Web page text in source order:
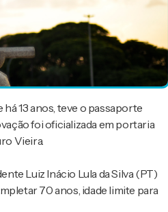
13 anos, teve o passaporte
foi oficializada em portaria
Vieira.
Luiz Inácio Lula da Silva (PT)
70 anos, idade limite para